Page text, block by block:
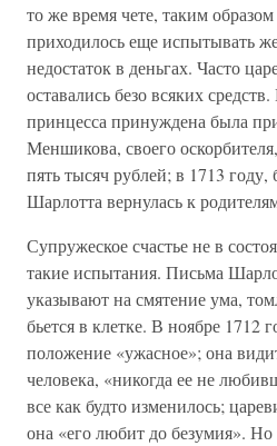
то же время чете, таким
приходилось еще испытывать
недостаток в деньгах. Часто
оставались безо всяких
принцесса принуждена была
Меншикова, своего
пять тысяч рублей; в 1713 году,
Шарлотта вернулась к
Супружеское счастье не в
такие испытания. Письма
указывают на смятение ума,
бьется в клетке. В ноябре 1712
положение «ужасное»; она
человека, «никогда ее не
все как будто изменилось;
она «его любит до безумия».